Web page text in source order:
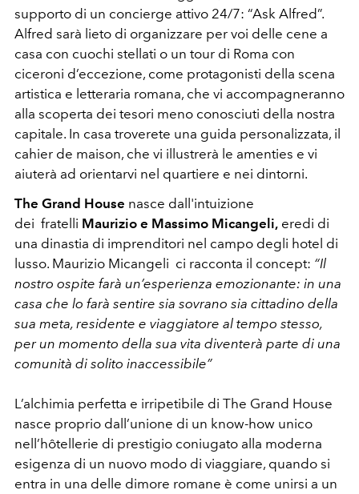
supporto di un concierge attivo 24/7: “Ask Alfred”.
Alfred sarà lieto di organizzare per voi delle cene a
casa con cuochi stellati o un tour di Roma con
ciceroni d’eccezione, come protagonisti della scena
artistica e letteraria romana, che vi accompagneranno
alla scoperta dei tesori meno conosciuti della nostra
capitale. In casa troverete una guida personalizzata, il
cahier de maison, che vi illustrerà le amenties e vi
aiuterà ad orientarvi nel quartiere e nei dintorni.
The Grand House nasce dall'intuizione
dei fratelli Maurizio e Massimo Micangeli, eredi di
una dinastia di imprenditori nel campo degli hotel di
lusso. Maurizio Micangeli ci racconta il concept: “Il
nostro ospite farà un’esperienza emozionante: in una
casa che lo farà sentire sia sovrano sia cittadino della
sua meta, residente e viaggiatore al tempo stesso,
per un momento della sua vita diventerà parte di una
comunità di solito inaccessibile”
L’alchimia perfetta e irripetibile di The Grand House
nasce proprio dall’unione di un know-how unico
nell’hôtellerie di prestigio coniugato alla moderna
esigenza di un nuovo modo di viaggiare, quando si
entra in una delle dimore romane è come unirsi a un